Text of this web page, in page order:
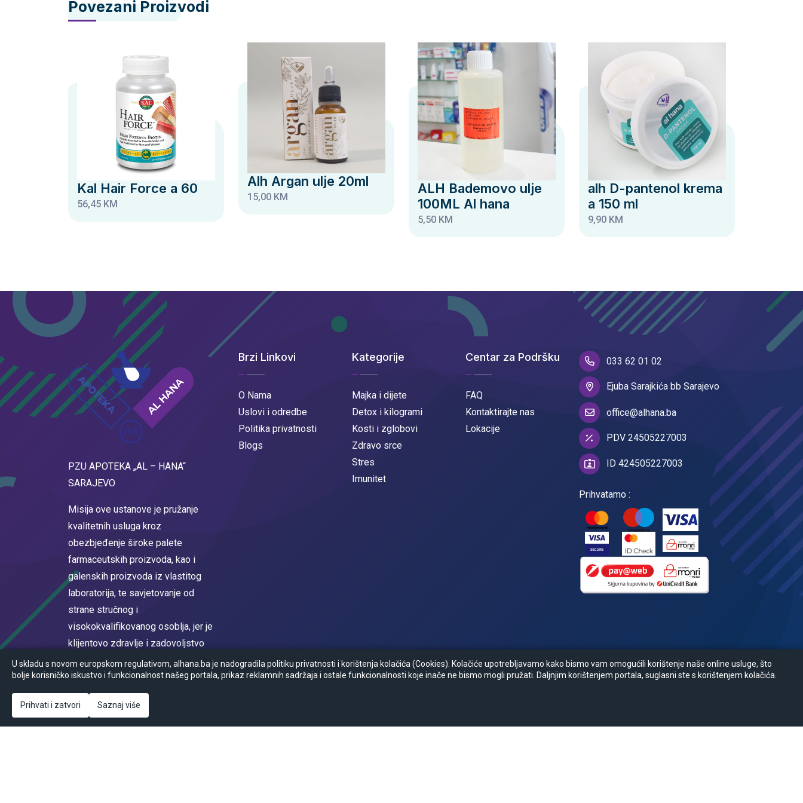
Povezani Proizvodi
Kal Hair Force a 60
56,45 KM
Alh Argan ulje 20ml
15,00 KM
ALH Bademovo ulje
100ML Al hana
5,50 KM
alh D-pantenol krema
a 150 ml
9,90 KM
PZU APOTEKA „AL – HANA“
SARAJEVO
Misija ove ustanove je pružanje
kvalitetnih usluga kroz
obezbjeđenje široke palete
farmaceutskih proizvoda, kao i
galenskih proizvoda iz vlastitog
laboratorija, te savjetovanje od
strane stručnog i
visokokvalifikovanog osoblja, jer je
klijentovo zdravlje i zadovoljstvo
na prvom mjestu.
Registrovan u sudskom registru
Općinskog suda u Sarajevu MBS
65-05-0017-16
Brzi Linkovi
O Nama
Uslovi i odredbe
Politika privatnosti
Blogs
Kategorije
Majka i dijete
Detox i kilogrami
Kosti i zglobovi
Zdravo srce
Stres
Imunitet
Centar za Podršku
FAQ
Kontaktirajte nas
Lokacije
033 62 01 02
Ejuba Sarajkića bb Sarajevo
office@alhana.ba
PDV 24505227003
ID 424505227003
Prihvatamo :
U skladu s novom europskom regulativom, alhana.ba je nadogradila politiku privatnosti i korištenja kolačića (Cookies). Kolačiće upotrebljavamo kako bismo vam omogućili korištenje naše online usluge, što
bolje korisničko iskustvo i funkcionalnost našeg portala, prikaz reklamnih sadržaja i ostale funkcionalnosti koje inače ne bismo mogli pružati. Daljnjim korištenjem portala, suglasni ste s korištenjem kolačića.
Prihvati i zatvori Saznaj više